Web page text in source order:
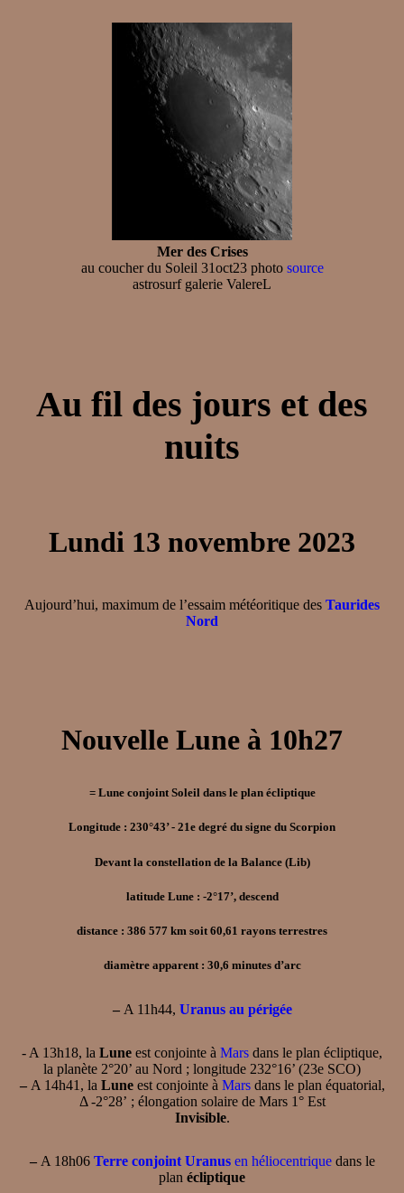
Mer des Crises
au coucher du Soleil 31oct23 photo source
astrosurf galerie ValereL
Au fil des jours et des
nuits
Lundi 13 novembre 2023
Aujourd’hui, maximum de l’essaim météoritique des Taurides
Nord
Nouvelle Lune à 10h27
= Lune conjoint Soleil dans le plan écliptique
Longitude : 230°43’ - 21e degré du signe du Scorpion
Devant la constellation de la Balance (Lib)
latitude Lune : -2°17’, descend
distance : 386 577 km soit 60,61 rayons terrestres
diamètre apparent : 30,6 minutes d’arc
–A 11h44, Uranus au périgée
- A 13h18, la Lune est conjointe à Mars dans le plan écliptique,
la planète 2°20’ au Nord ; longitude 232°16’ (23e SCO)
–A 14h41, la Luneest conjointe à Marsdans le plan équatorial,
Δ -2°28’ ; élongation solaire de Mars 1° Est
Invisible.
–A 18h06 Terre conjoint Uranusen héliocentriquedans le
plan écliptique